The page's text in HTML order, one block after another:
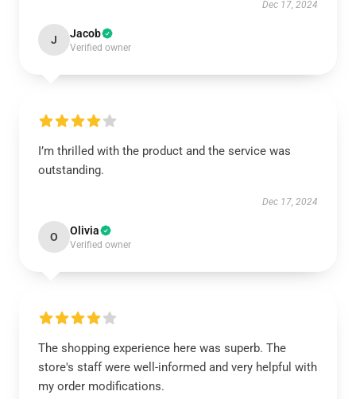
Dec 17, 2024
J Jacob
Verified owner
I’m thrilled with the product and the service was
outstanding.
Dec 17, 2024
O Olivia
Verified owner
The shopping experience here was superb. The
store's staff were well-informed and very helpful with
my order modifications.